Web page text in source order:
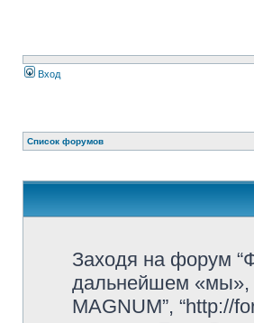
Вход
Список форумов
Заходя на форум
дальнейшем «мы»,
MAGNUM”, “http://